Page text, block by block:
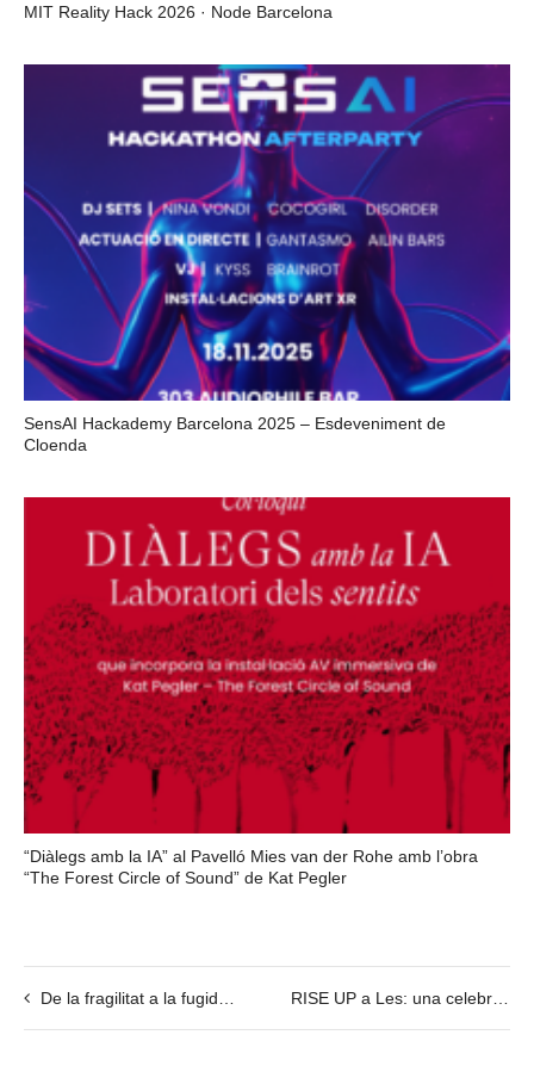
MIT Reality Hack 2026 · Node Barcelona
SensAI Hackademy Barcelona 2025 – Esdeveniment de
Cloenda
“Diàlegs amb la IA” al Pavelló Mies van der Rohe amb l’obra
“The Forest Circle of Sound” de Kat Pegler
De la fragilitat a la fugida: creativitat i resiliència a l’exili